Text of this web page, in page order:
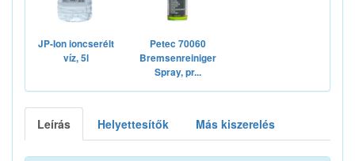
JP-Ion ioncserélt
víz, 5l
Petec 70060
Bremsenreiniger
Spray, pr...
Leírás Helyettesítők Más kiszerelés